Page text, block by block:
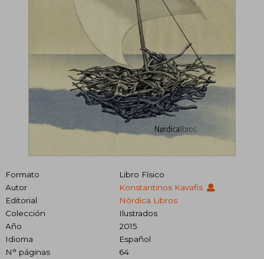
Formato
Libro Físico
Autor
Konstantinos Kavafis
Editorial
Nórdica Libros
Colección
Ilustrados
Año
2015
Idioma
Español
N° páginas
64